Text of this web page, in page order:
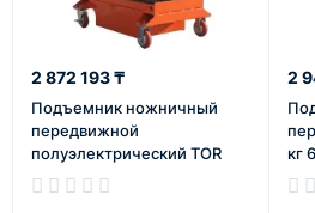
2 872 193 ₸
Подъемник ножничный
передвижной
полуэлектрический TOR
GTJY 500 кг 6 м
(автономный)
2
кг